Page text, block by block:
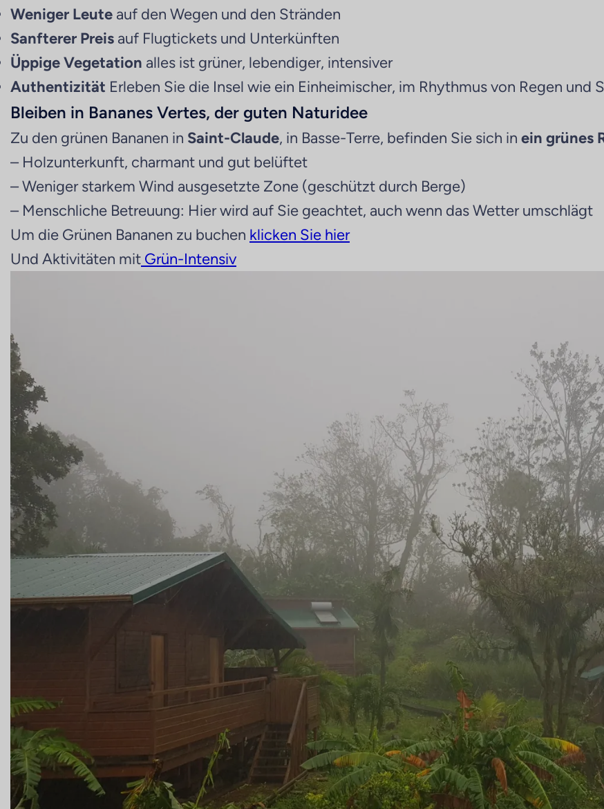
Weniger Leute auf den Wegen und den Stränden
Sanfterer Preis auf Flugtickets und Unterkünften
Üppige Vegetation alles ist grüner, lebendiger, intensiver
Authentizität Erleben Sie die Insel wie ein Einheimischer, im Rhythmus von Regen und
Bleiben in Bananes Vertes, der guten Naturidee
Zu den grünen Bananen in Saint-Claude, in Basse-Terre, befinden Sie sich in ein grünes
– Holzunterkunft, charmant und gut belüftet
– Weniger starkem Wind ausgesetzte Zone (geschützt durch Berge)
– Menschliche Betreuung: Hier wird auf Sie geachtet, auch wenn das Wetter umschlägt
Um die Grünen Bananen zu buchen klicken Sie hier
Und Aktivitäten mit Grün-Intensiv